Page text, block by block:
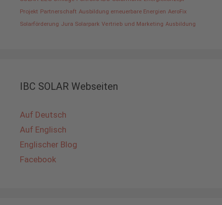
Projekt Partnerschaft Ausbildung erneuerbare Energien AeroFix
Solarförderung Jura Solarpark Vertrieb und Marketing Ausbildung
IBC SOLAR Webseiten
Auf Deutsch
Auf Englisch
Englischer Blog
Facebook